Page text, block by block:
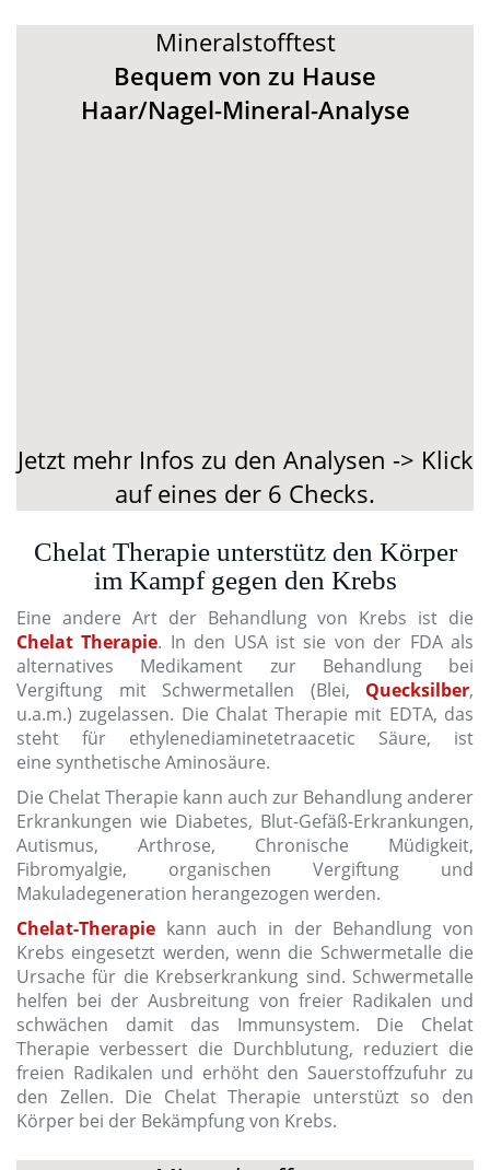
Mineralstofftest
Bequem von zu Hause
Haar/Nagel-Mineral-Analyse
Jetzt mehr Infos zu den Analysen -> Klick
auf eines der 6 Checks.
Chelat Therapie unterstütz den Körper
im Kampf gegen den Krebs
Eine andere Art der Behandlung von Krebs ist die
Chelat Therapie. In den USA ist sie von der FDA als
alternatives Medikament zur Behandlung bei
Vergiftung mit Schwermetallen (Blei, Quecksilber,
u.a.m.) zugelassen. Die Chalat Therapie mit EDTA, das
steht für ethylenediaminetetraacetic Säure, ist
eine synthetische Aminosäure.
Die Chelat Therapie kann auch zur Behandlung anderer
Erkrankungen wie Diabetes, Blut-Gefäß-Erkrankungen,
Autismus, Arthrose, Chronische Müdigkeit,
Fibromyalgie, organischen Vergiftung und
Makuladegeneration herangezogen werden.
Chelat-Therapie kann auch in der Behandlung von
Krebs eingesetzt werden, wenn die Schwermetalle die
Ursache für die Krebserkrankung sind. Schwermetalle
helfen bei der Ausbreitung von freier Radikalen und
schwächen damit das Immunsystem. Die Chelat
Therapie verbessert die Durchblutung, reduziert die
freien Radikalen und erhöht den Sauerstoffzufuhr zu
den Zellen. Die Chelat Therapie unterstüzt so den
Körper bei der Bekämpfung von Krebs.